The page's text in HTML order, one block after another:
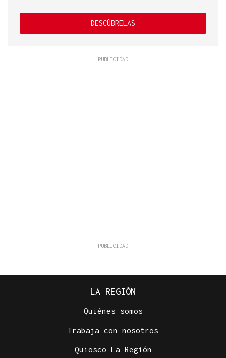
DESCÚBRELAS
LA REGIÓN
Quiénes somos
Trabaja con nosotros
Quiosco La Región